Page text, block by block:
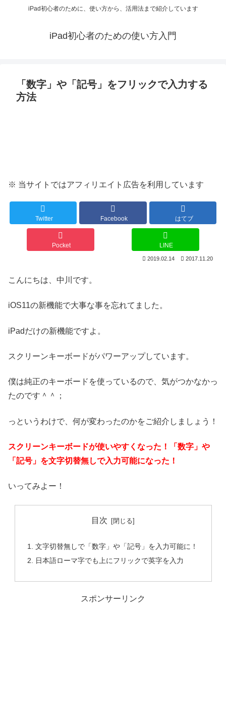
iPad初心者のために、使い方から、活用法まで紹介しています
iPad初心者のための使い方入門
「数字」や「記号」をフリックで入力する
方法
※ 当サイトではアフィリエイト広告を利用しています
Twitter Facebook はてブ
Pocket LINE
2019.02.14 2017.11.20
こんにちは、中川です。
iOS11の新機能で大事な事を忘れてました。
iPadだけの新機能ですよ。
スクリーンキーボードがパワーアップしています。
僕は純正のキーボードを使っているので、気がつかなかっ
たのです＾＾；
っというわけで、何が変わったのかをご紹介しましょう！
スクリーンキーボードが使いやすくなった！「数字」や
「記号」を文字切替無しで入力可能になった！
いってみよー！
目次
文字切替無しで「数字」や「記号」を入力可能に！
日本語ローマ字でも上にフリックで英字を入力
スポンサーリンク